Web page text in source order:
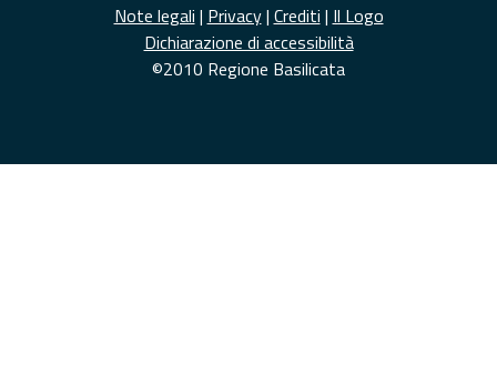
Note legali | Privacy| Crediti | Il Logo
Dichiarazione di accessibilità
©2010 Regione Basilicata